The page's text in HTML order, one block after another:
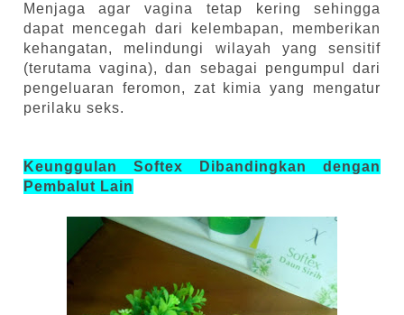
Menjaga agar vagina tetap kering sehingga
dapat mencegah dari kelembapan, memberikan
kehangatan, melindungi wilayah yang sensitif
(terutama vagina), dan sebagai pengumpul dari
pengeluaran feromon, zat kimia yang mengatur
perilaku seks.
Keunggulan Softex Dibandingkan dengan
Pembalut Lain